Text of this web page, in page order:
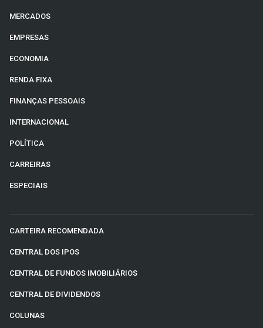
MERCADOS
EMPRESAS
ECONOMIA
RENDA FIXA
FINANÇAS PESSOAIS
INTERNACIONAL
POLÍTICA
CARREIRAS
ESPECIAIS
CARTEIRA RECOMENDADA
CENTRAL DOS IPOS
CENTRAL DE FUNDOS IMOBILIÁRIOS
CENTRAL DE DIVIDENDOS
COLUNAS